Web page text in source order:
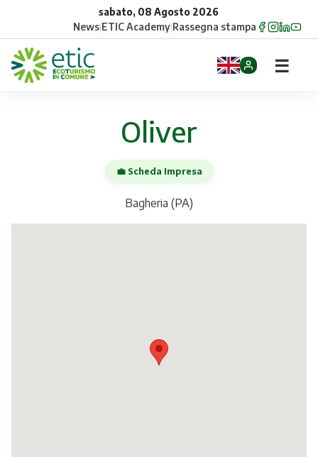
sabato, 08 Agosto 2026
News|ETIC Academy|Rassegna stampa
☰
Oliver
💼 Scheda Impresa
Bagheria (PA)